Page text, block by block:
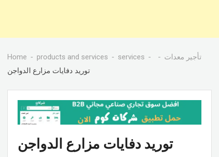
Home products and services services
تأجير معدات
توريد دفايات مزارع الدواجن
توريد دفايات مزارع الدواجن